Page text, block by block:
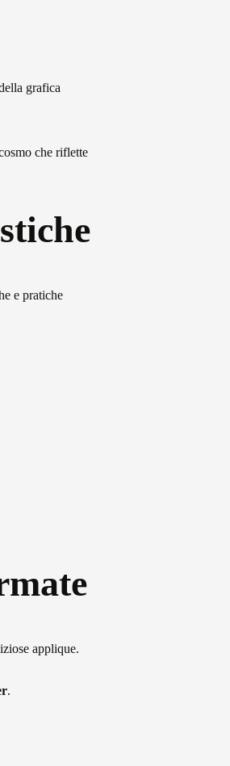
grafica
che riflette
e pratiche
applique.
.